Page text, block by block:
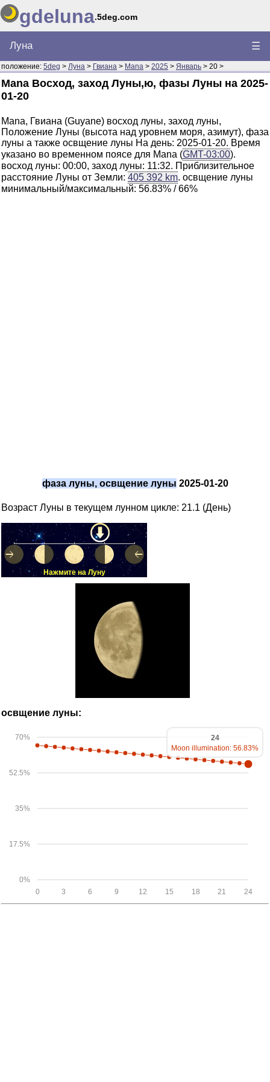
gdeluna.5deg.com
Луна ☰
положение: 5deg > Луна > Гвиана > Mana > 2025 > Январь > 20 >
Mana Восход, заход Луны,ю, фазы Луны на 2025-
01-20
Mana, Гвиана (Guyane) восход луны, заход луны,
Положение Луны (высота над уровнем моря, азимут), фаза
луны а также освщение луны На день: 2025-01-20. Время
указано во временном поясе для Mana (GMT-03:00).
восход луны: 00:00, заход луны: 11:32. Приблизительное
расстояние Луны от Земли: 405 392 km. освщение луны
минимальный/максимальный: 56.83% / 66%
фаза луны, освщение луны 2025-01-20
Возраст Луны в текущем лунном цикле: 21.1 (День)
Нажмите на Луну
освщение луны:
0%
17.5%
35%
52.5%
70%
24
21
18
15
12
9
6
3
0
24
Moon illumination: 56.83%